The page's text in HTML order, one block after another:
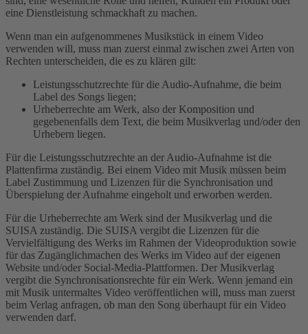
eine Dienstleistung schmackhaft zu machen.
Wenn man ein aufgenommenes Musikstück in einem Video
verwenden will, muss man zuerst einmal zwischen zwei Arten von
Rechten unterscheiden, die es zu klären gilt:
Leistungsschutzrechte für die Audio-Aufnahme, die beim
Label des Songs liegen;
Urheberrechte am Werk, also der Komposition und
gegebenenfalls dem Text, die beim Musikverlag und/oder den
Urhebern liegen.
Für die Leistungsschutzrechte an der Audio-Aufnahme ist die
Plattenfirma zuständig. Bei einem Video mit Musik müssen beim
Label Zustimmung und Lizenzen für die Synchronisation und
Überspielung der Aufnahme eingeholt und erworben werden.
Für die Urheberrechte am Werk sind der Musikverlag und die
SUISA zuständig. Die SUISA vergibt die Lizenzen für die
Vervielfältigung des Werks im Rahmen der Videoproduktion sowie
für das Zugänglichmachen des Werks im Video auf der eigenen
Website und/oder Social-Media-Plattformen. Der Musikverlag
vergibt die Synchronisationsrechte für ein Werk. Wenn jemand ein
mit Musik untermaltes Video veröffentlichen will, muss man zuerst
beim Verlag anfragen, ob man den Song überhaupt für ein Video
verwenden darf.